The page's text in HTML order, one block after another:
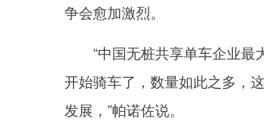
争会愈加激烈。
“中国无桩共享单车企业最
开始骑车了，数量如此之多，
发展，”帕诺佐说。